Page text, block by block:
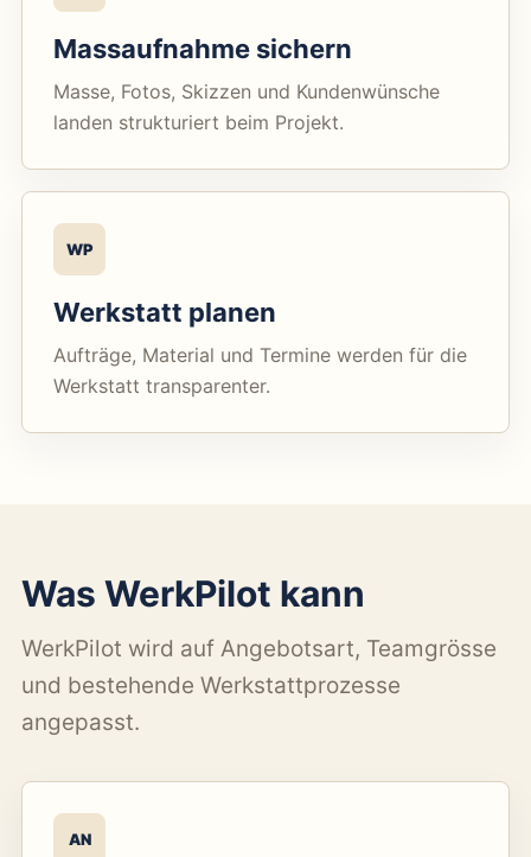
Massaufnahme sichern
Masse, Fotos, Skizzen und Kundenwünsche
landen strukturiert beim Projekt.
WP
Werkstatt planen
Aufträge, Material und Termine werden für die
Werkstatt transparenter.
Was WerkPilot kann
WerkPilot wird auf Angebotsart, Teamgrösse
und bestehende Werkstattprozesse
angepasst.
AN